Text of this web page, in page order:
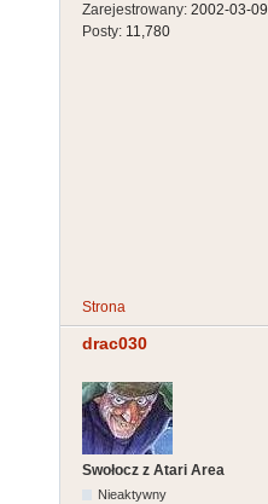
Zarejestrowany: 2002-03-09
Posty: 11,780
Strona
drac030
Swołocz z Atari Area
Nieaktywny